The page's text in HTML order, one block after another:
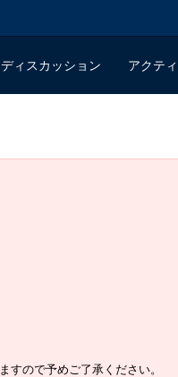
ディスカッション アクテ
すので予めご了承ください。